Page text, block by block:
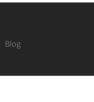
Blog